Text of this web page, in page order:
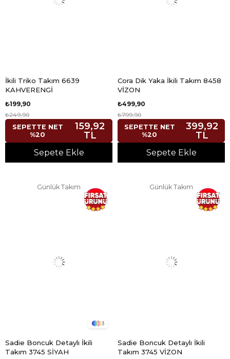
İkili Triko Takım 6639
KAHVERENGİ
₺199,90
₺249,90
SEPETTE NET
%20
159,92
TL
Sepete Ekle
Cora Dik Yaka İkili Takım 8458
VİZON
₺499,90
₺799,90
SEPETTE NET
%20
399,92
TL
Sepete Ekle
Günlük Takım
3
Sadie Boncuk Detaylı İkili
Takım 3745 SİYAH
Günlük Takım
Sadie Boncuk Detaylı İkili
Takım 3745 VİZON